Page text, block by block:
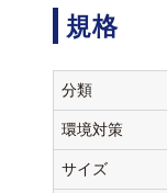
規格
分類
環境対策
サイズ